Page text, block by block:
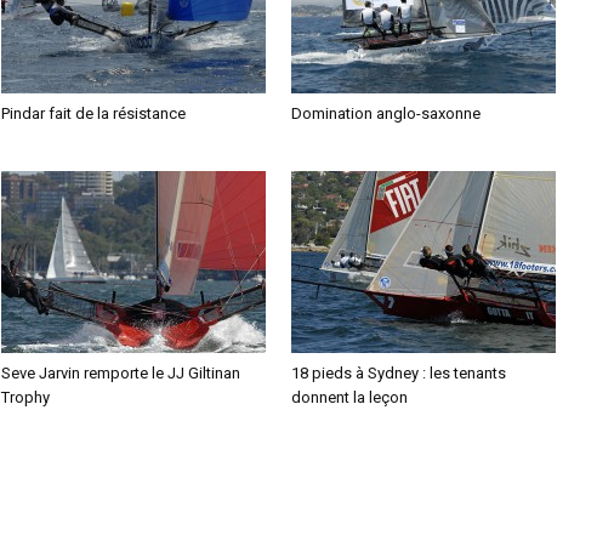
Pindar fait de la résistance Domination anglo-saxonne
Seve Jarvin remporte le JJ Giltinan
Trophy
18 pieds à Sydney : les tenants
donnent la leçon